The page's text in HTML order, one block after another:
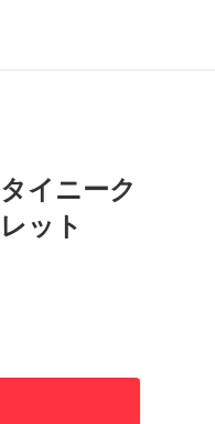
イニーク
ット